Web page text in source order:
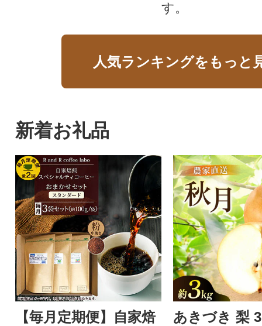
す。
人気ランキングをもっと
新着お礼品
【毎月定期便】自家焙
あきづき 梨